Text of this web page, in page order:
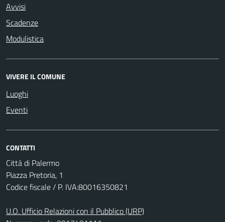
Avvisi
Scadenze
Modulistica
VIVERE IL COMUNE
Luoghi
Eventi
CONTATTI
Città di Palermo
Piazza Pretoria, 1
Codice fiscale / P. IVA:80016350821
U.O. Ufficio Relazioni con il Pubblico (URP)